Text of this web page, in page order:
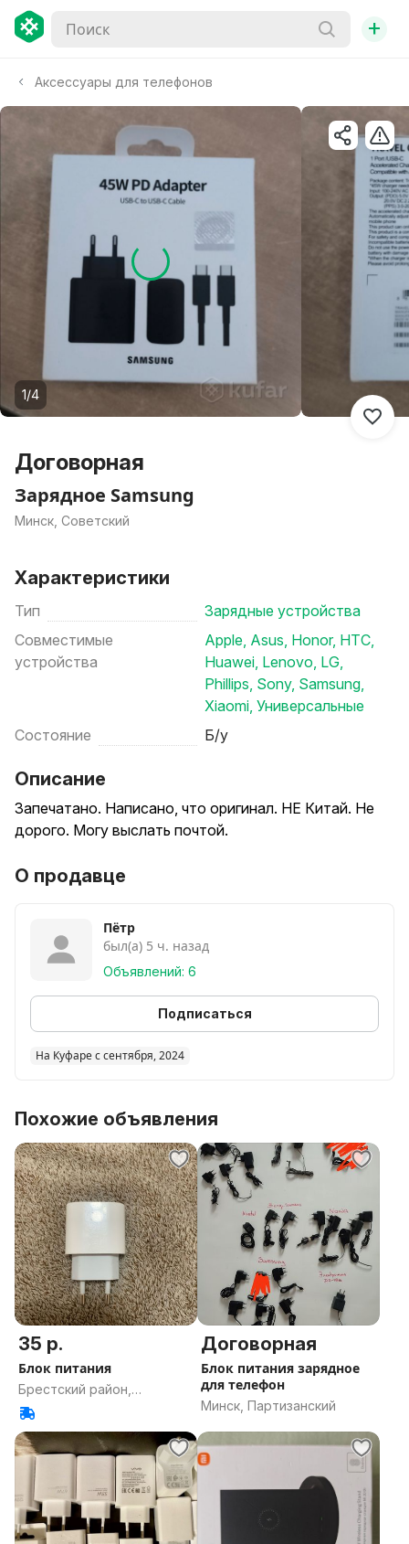
+
Аксессуары для телефонов
1/4
Договорная
Зарядное Samsung
Минск, Советский
Характеристики
Тип
Зарядные устройства
Совместимые
устройства
Apple, Asus, Honor, HTC,
Huawei, Lenovo, LG,
Phillips, Sony, Samsung,
Xiaomi, Универсальные
Состояние
Б/у
Описание
Запечатано. Написано, что оригинал. НЕ Китай. Не
дорого. Могу выслать почтой.
О продавце
Пётр
был(а) 5 ч. назад
Объявлений: 6
Подписаться
На Куфаре с сентября, 2024
Похожие объявления
35 р.
Блок питания
Брестский район,
Брестская область
Договорная
Блок питания зарядное
для телефон
Минск, Партизанский